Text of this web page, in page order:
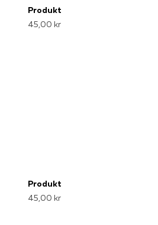
Produkt
45,00 kr
Produkt
45,00 kr